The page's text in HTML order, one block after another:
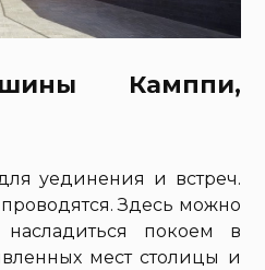
Камппи,
уединения и встреч.
Здесь можно
покоем в
мест столицы и